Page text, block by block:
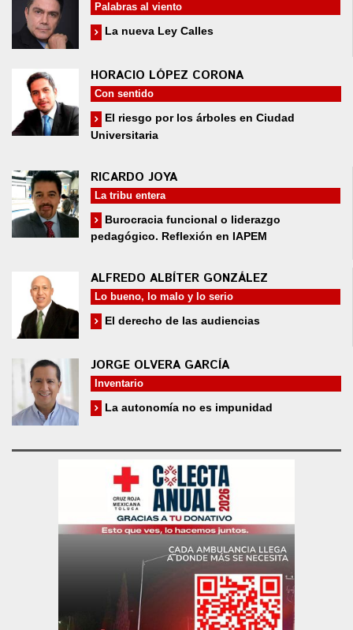
Palabras al viento
La nueva Ley Calles
HORACIO LÓPEZ CORONA
Con sentido
El riesgo por los árboles en Ciudad
Universitaria
RICARDO JOYA
La tribu entera
Burocracia funcional o liderazgo
pedagógico. Reflexión en IAPEM
ALFREDO ALBÍTER GONZÁLEZ
Lo bueno, lo malo y lo serio
El derecho de las audiencias
JORGE OLVERA GARCÍA
Inventario
La autonomía no es impunidad